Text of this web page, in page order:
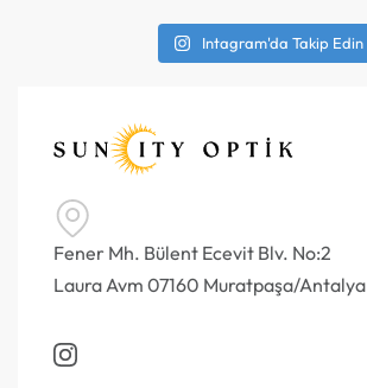
Intagram'da Takip Edin
Fener Mh. Bülent Ecevit Blv. No:2
Laura Avm 07160 Muratpaşa/Antalya